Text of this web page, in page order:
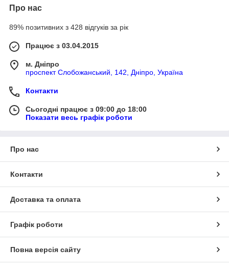
Про нас
89% позитивних з 428 відгуків за рік
Працює з 03.04.2015
м. Дніпро
проспект Слобожанський, 142, Дніпро, Україна
Контакти
Сьогодні працює з 09:00 до 18:00
Показати весь графік роботи
Про нас
Контакти
Доставка та оплата
Графік роботи
Повна версія сайту